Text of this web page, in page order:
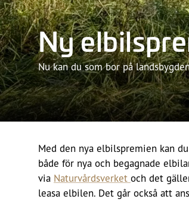
Ny
Nu kan du som bor på
Med den nya elbilspremien kan
både för nya och begagnade
via Naturvårdsverket och det
leasa elbilen. Det går också att